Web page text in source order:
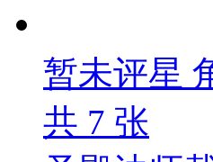
暂未评星
共 7 张